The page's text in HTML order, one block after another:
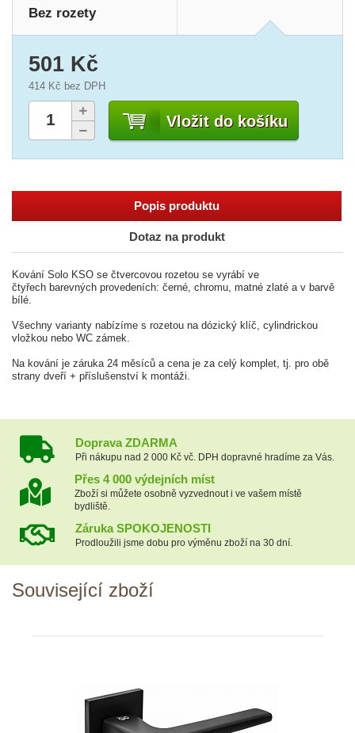
Bez rozety
Vložit do košíku
501 Kč
414 Kč bez DPH
Popis produktu
Dotaz na produkt
Kování Solo KSO se čtvercovou rozetou se vyrábí ve
čtyřech barevných provedeních: černé, chromu, matné zlaté a v barvě
bílé.
Všechny varianty nabízíme s rozetou na dózický klíč, cylindrickou
vložkou nebo WC zámek.
Na kování je záruka 24 měsíců a cena je za celý komplet, tj. pro obě
strany dveří + příslušenství k montáži.
Doprava ZDARMA
Při nákupu nad 2 000 Kč vč. DPH dopravné hradíme za Vás.
Přes 4 000 výdejních míst
Zboží si můžete osobně vyzvednout i ve vašem místě
bydliště.
Záruka SPOKOJENOSTI
Prodloužili jsme dobu pro výměnu zboží na 30 dní.
Související zboží